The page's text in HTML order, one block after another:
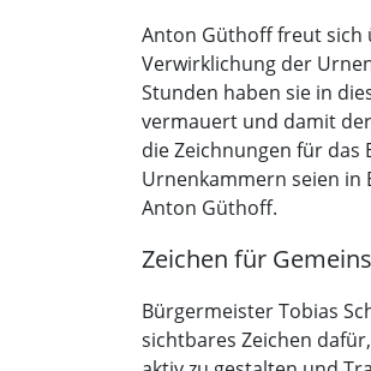
Anton Güthoff freut sich
Verwirklichung der
Stunden haben sie in
vermauert und damit
die Zeichnungen für das
Urnenkammern seien in
Anton Güthoff.
Zeichen für
Bürgermeister Tobias
sichtbares Zeichen